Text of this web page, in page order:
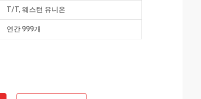
T/T, 웨스턴 유니온
연간 999개